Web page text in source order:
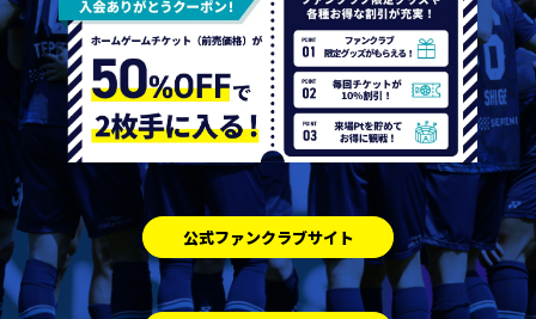
公式ファンクラブサイト